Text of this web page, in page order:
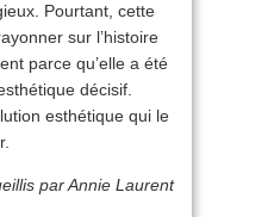
Pourtant, cette
sur l’histoire
parce qu’elle a été
décisif.
esthétique qui le
par Annie Laurent